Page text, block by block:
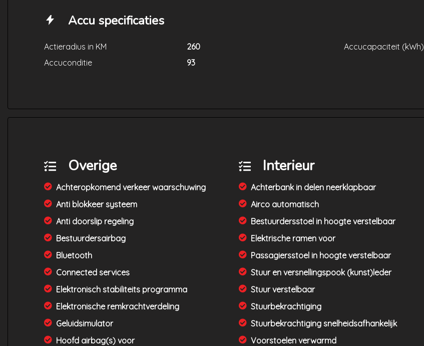
Accu specificaties
Actieradius in KM 260 Accucapaciteit (kWh)
Accuconditie
93
Overige
Achteropkomend verkeer waarschuwing
Anti blokkeer systeem
Anti doorslip regeling
Bestuurdersairbag
Bluetooth
Connected services
Elektronisch stabiliteits programma
Elektronische remkrachtverdeling
Geluidsimulator
Hoofd airbag(s) voor
Interieur
Achterbank in delen neerklapbaar
Airco automatisch
Bestuurdersstoel in hoogte verstelbaar
Elektrische ramen voor
Passagiersstoel in hoogte verstelbaar
Stuur en versnellingspook (kunst)leder
Stuur verstelbaar
Stuurbekrachtiging
Stuurbekrachtiging snelheidsafhankelijk
Voorstoelen verwarmd